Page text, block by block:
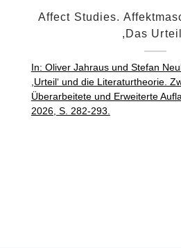
Affect Studies.
,Das
In: Oliver Jahraus und Stefan
,Urteil‘ und die Literaturtheorie.
Überarbeitete und Erweiterte
2026, S. 282-293.